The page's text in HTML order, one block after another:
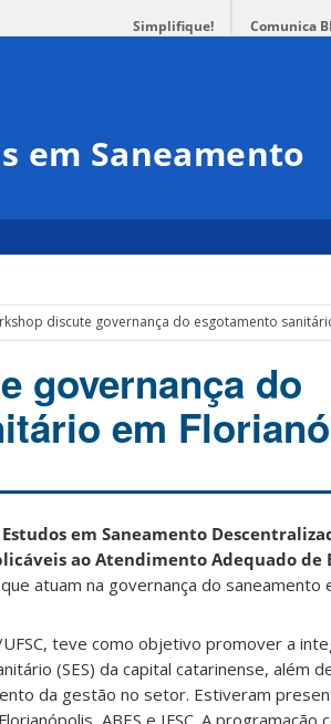
Simplifique! Comunica
em Saneamento
discute governança do esgotamento
governança do
em
em Saneamento
ao Atendimento Adequado de
atuam na governança do saneamento
teve como objetivo promover a
(SES) da capital catarinense, além
da gestão no setor. Estiveram